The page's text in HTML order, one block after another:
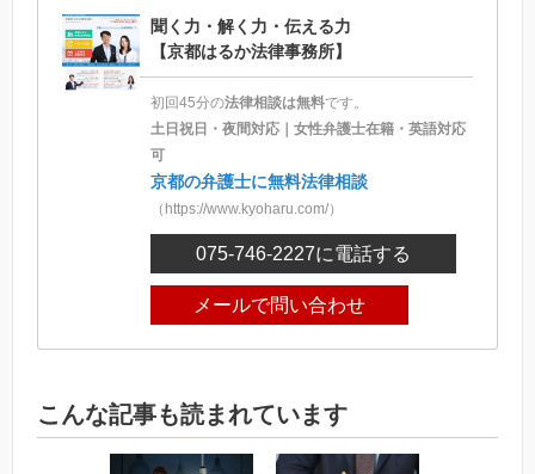
聞く力・解く力・伝える力
【京都はるか法律事務所】
初回45分の法律相談は無料です。
土日祝日・夜間対応｜女性弁護士在籍・英語対応
可
京都の弁護士に無料法律相談
（https://www.kyoharu.com/）
075-746-2227に電話する
メールで問い合わせ
こんな記事も読まれています